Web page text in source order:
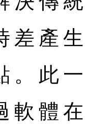
差產
。此
軟體